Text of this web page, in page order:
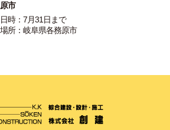
原市
日時：7月31日まで
場所：岐阜県各務原市